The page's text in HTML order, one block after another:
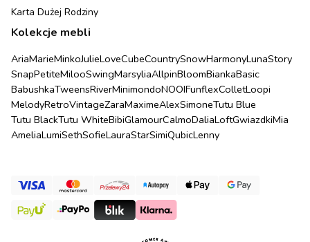
Karta Dużej Rodziny
Kolekcje mebli
AriaMarieMinkoJulieLoveCubeCountrySnowHarmonyLunaStory
SnapPetiteMilooSwingMarsyliaAllpinBloomBiankaBasic
BabushkaTweensRiverMinimondoNOOIFunflexColletLoopi
MelodyRetroVintageZaraMaximeAlexSimoneTutu Blue
Tutu BlackTutu WhiteBibiGlamourCalmoDaliaLoftGwiazdkiMia
AmeliaLumiSethSofieLauraStarSimiQubicLenny